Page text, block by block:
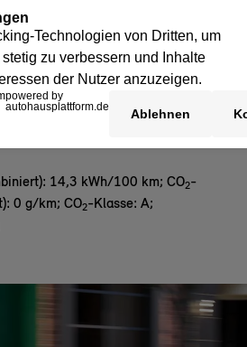
14,3 kWh/100 km; CO2-
0 g/km; CO2-Klasse: A;